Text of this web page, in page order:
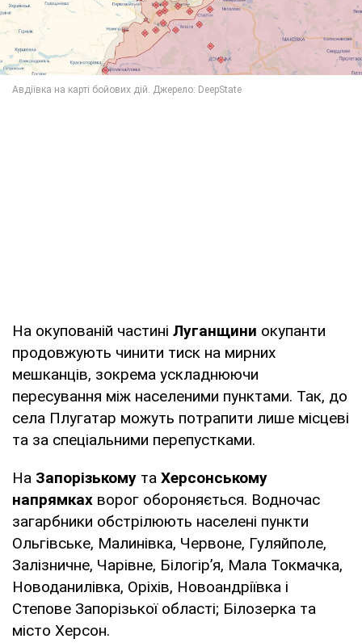
На окупованій частині Луганщини окупанти
продовжують чинити тиск на мирних
мешканців, зокрема ускладнюючи
пересування між населеними пунктами. Так, до
села Плугатар можуть потрапити лише місцеві
та за спеціальними перепустками.
На Запорізькому та Херсонському
напрямках ворог обороняється. Водночас
загарбники обстрілюють населені пункти
Ольгівське, Малинівка, Червоне, Гуляйполе,
Залізничне, Чарівне, Білогір’я, Мала Токмачка,
Новоданилівка, Оріхів, Новоандріївка і
Степове Запорізької області; Білозерка та
місто Херсон.